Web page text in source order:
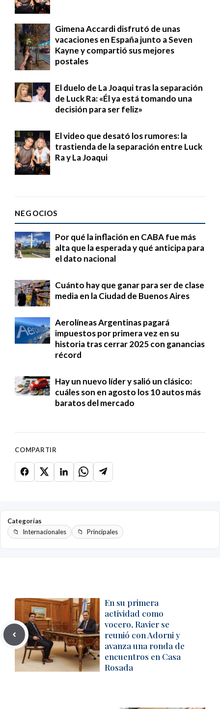
Gimena Accardi disfrutó de unas
vacaciones en España junto a Seven
Kayne y compartió sus mejores
postales
El duelo de La Joaqui tras la separación
de Luck Ra: «Él ya está tomando una
decisión para ser feliz»
El video que desató los rumores: la
trastienda de la separación entre Luck
Ra y La Joaqui
NEGOCIOS
Por qué la inflación en CABA fue más
alta que la esperada y qué anticipa para
el dato nacional
Cuánto hay que ganar para ser de clase
media en la Ciudad de Buenos Aires
Aerolíneas Argentinas pagará
impuestos por primera vez en su
historia tras cerrar 2025 con ganancias
récord
Hay un nuevo líder y salió un clásico:
cuáles son en agosto los 10 autos más
baratos del mercado
COMPARTIR
Categorías
Internacionales
Principales
En su primera
actividad como
vocero, Ravier se
reunió con Adorni y
avanza una ronda de
encuentros en Casa
Rosada